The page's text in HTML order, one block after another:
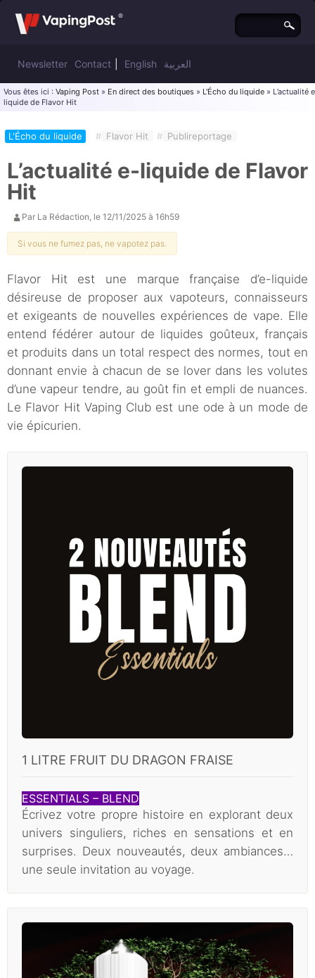
Newsletter Contact English العربية
Vous êtes ici : Vaping Post » En direct des boutiques » L'Écho du liquide » L’actualité
liquide de Flavor Hit
L’actualité e-liquide de Flavor
Hit
L'Écho du liquide # Flavor Hit # Publireportage
Par La Rédaction, le 12/11/2025 à 16h59
Si vous ne fumez pas, ne vapotez pas.
Flavor Hit est une marque française d’e-liquide
désireuse de proposer aux vapoteurs, connaisseurs
et exigeants de nouvelles expériences de vape. Elle
entend fédérer autour de liquides goûteux, français
et produits dans un total respect des normes, tout en
donnant envie à chacun de se lover dans les volutes
d’une vapeur tendre, au goût fin et empli de nuances.
Le Flavor Hit Vaping Club est une ode à un mode de
vie épicurien.
1 LITRE FRUIT DU DRAGON FRAISE
ESSENTIALS – BLEND
Écrivez votre propre histoire en explorant deux
univers singuliers, riches en sensations et en
surprises. Deux nouveautés, deux ambiances…
une seule invitation au voyage.